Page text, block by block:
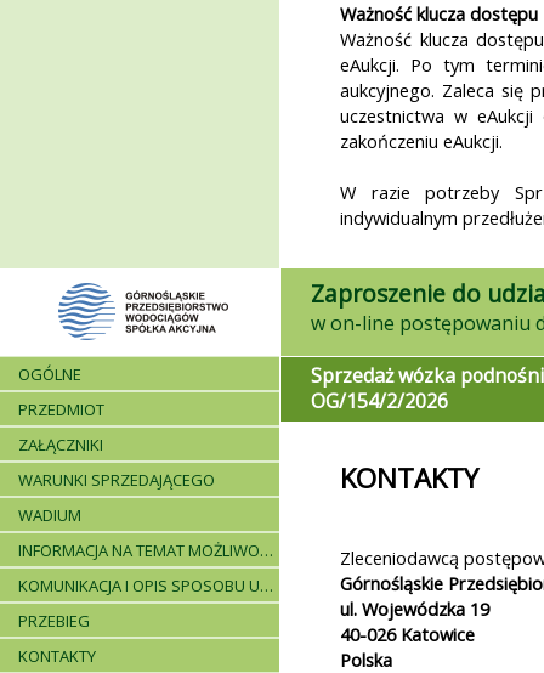
Ważność klucza dostępu
Ważność klucza
eAukcji. Po tym
aukcyjnego. Zaleca się
uczestnictwa w
zakończeniu eAukcji.
W razie potrzeby
indywidualnym
Zaproszenie do
OGÓLNE
PRZEDMIOT
ZAŁĄCZNIKI
WARUNKI SPRZEDAJĄCEGO
WADIUM
INFORMACJA NA TEMAT MOŻLIWOŚCI SKŁADANIA JEDNEJ OFERTY PRZEZ DWA LUB WIĘCEJ PODMIOTÓW ORAZ UCZESTNICTWA PODWYKONAWCÓW
KOMUNIKACJA I OPIS SPOSOBU UDZIELANIA WYJAŚNIEŃ
PRZEBIEG
KONTAKTY
Sprzedaż wózka
OG/154/2/2026
KONTAKTY
Zleceniodawcą
Górnośląskie
ul. Wojewódzka 19
40-026 Katowice
Polska